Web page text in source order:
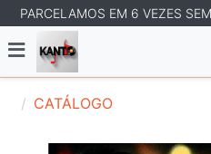
PARCELAMOS EM 6 VEZES
CATÁLOGO